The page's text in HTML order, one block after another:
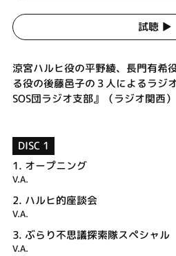
試聴 ▶︎
涼宮ハルヒ役の平野綾、長門有希
る役の後藤邑子の３人によるラジ
SOS団ラジオ支部』（ラジオ関西
DISC 1
1. オープニング
V.A.
2. ハルヒ的座談会
V.A.
3. ぶらり不思議探索隊スペシャル
V.A.